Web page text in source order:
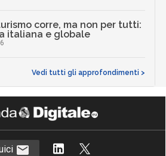
corre, ma non per tutti:
italiana e globale
Vedi tutti gli approfondimenti >